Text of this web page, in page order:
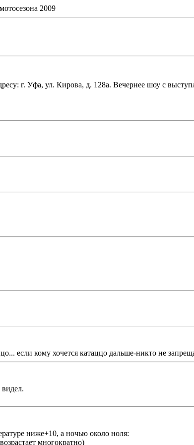
2009
г. Уфа, ул. Кирова, д. 128а. Вечернее шоу с
если кому хочется катаццо дальше-никто не
ниже+10, а ночью около ноля:
многократно)